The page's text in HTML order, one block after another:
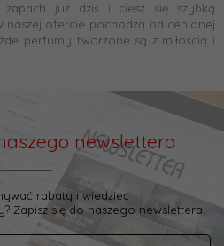
już dziś i ciesz się szybką
naszej ofercie pochodzą od cenionej
perfumy tworzone są z miłością i
newslettera
rabaty i wiedzieć
Zapisz się do naszego newslettera.